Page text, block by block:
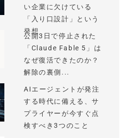
い企業に欠けている
「入り口設計」という
発想
公開3日で停止された
「Claude Fable 5」は
なぜ復活できたのか？
解除の裏側...
AIエージェントが発注
する時代に備える、サ
プライヤーが今すぐ点
検すべき3つのこと